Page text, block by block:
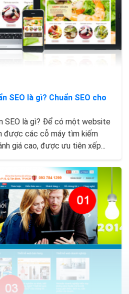
SEO là gì? Chuẩn SEO cho
SEO là gì? Để có một website
được các cỗ máy tìm kiếm
giá cao, được ưu tiên xếp...